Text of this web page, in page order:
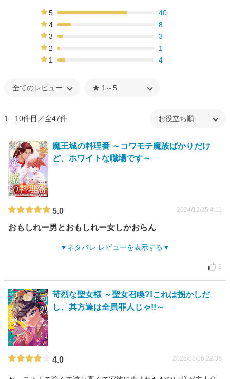
5
40
4
8
3
3
2
1
1
4
1 - 10件目／全47件
魔王城の料理番 ～コワモテ魔族ばかりだけ
ど、ホワイトな職場です～
5.0 2024/12/25 4:11
おもしれー男とおもしれー女しかおらん
ネタバレ レビューを表示する
8
苛烈な聖女様 ～聖女召喚?!これは拐かしだ
し、其方達は全員罪人じゃ!!～
4.0 2025/08/06 22:35